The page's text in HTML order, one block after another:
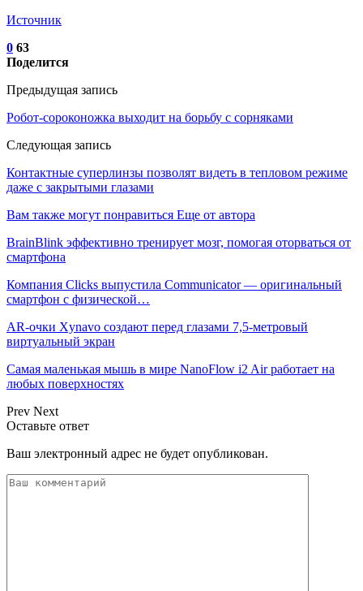
Источник
0 63
Поделится
Предыдущая запись
Робот-сороконожка выходит на борьбу с сорняками
Следующая запись
Контактные суперлинзы позволят видеть в тепловом режиме
даже с закрытыми глазами
Вам также могут понравиться Еще от автора
BrainBlink эффективно тренирует мозг, помогая оторваться от
смартфона
Компания Clicks выпустила Communicator — оригинальный
смартфон с физической…
AR-очки Xynavo создают перед глазами 7,5-метровый
виртуальный экран
Самая маленькая мышь в мире NanoFlow i2 Air работает на
любых поверхностях
Prev Next
Оставьте ответ
Ваш электронный адрес не будет опубликован.